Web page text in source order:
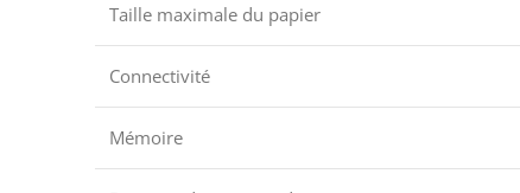
Taille maximale du papier
Connectivité
Mémoire